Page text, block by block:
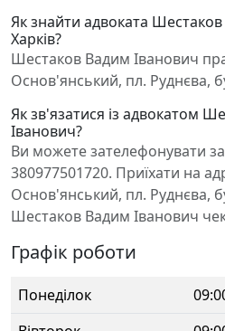
Як знайти адвоката
Харків?
Шестаков Вадим Іванович
Основ'янський, пл. Руднєва,
Як зв'язатися із адвокатом
Іванович?
Ви можете зателефонувати
380977501720. Приїхати на
Основ'янський, пл. Руднєва,
Шестаков Вадим Іванович
Графік роботи
Понеділок